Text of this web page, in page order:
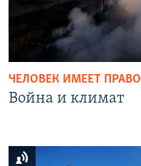
ЧЕЛОВЕК ИМЕЕТ ПРАВО
Война и климат